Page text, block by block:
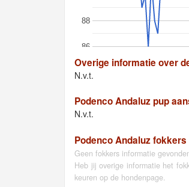
86
88
Overige informatie over
N.v.t.
Podenco Andaluz pup
N.v.t.
Podenco Andaluz
Geen fokkers informatie
Heb jij overige informatie het
keuren op de hondenpage.